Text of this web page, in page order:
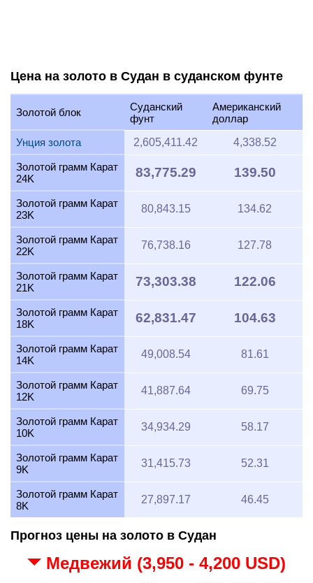
Цена на золото в Судан в суданском фунте
Золотой блок
Суданский
фунт
Американский
доллар
Унция золота
2,605,411.42 4,338.52
Золотой грамм Карат
24K
83,775.29 139.50
Золотой грамм Карат
23K
80,843.15 134.62
Золотой грамм Карат
22K
76,738.16 127.78
Золотой грамм Карат
21K
73,303.38 122.06
Золотой грамм Карат
18K
62,831.47 104.63
Золотой грамм Карат
14K
49,008.54 81.61
Золотой грамм Карат
12K
41,887.64 69.75
Золотой грамм Карат
10K
34,934.29 58.17
Золотой грамм Карат
9K
31,415.73 52.31
Золотой грамм Карат
8K
27,897.17 46.45
Прогноз цены на золото в Судан
Медвежий (3,950 - 4,200 USD)